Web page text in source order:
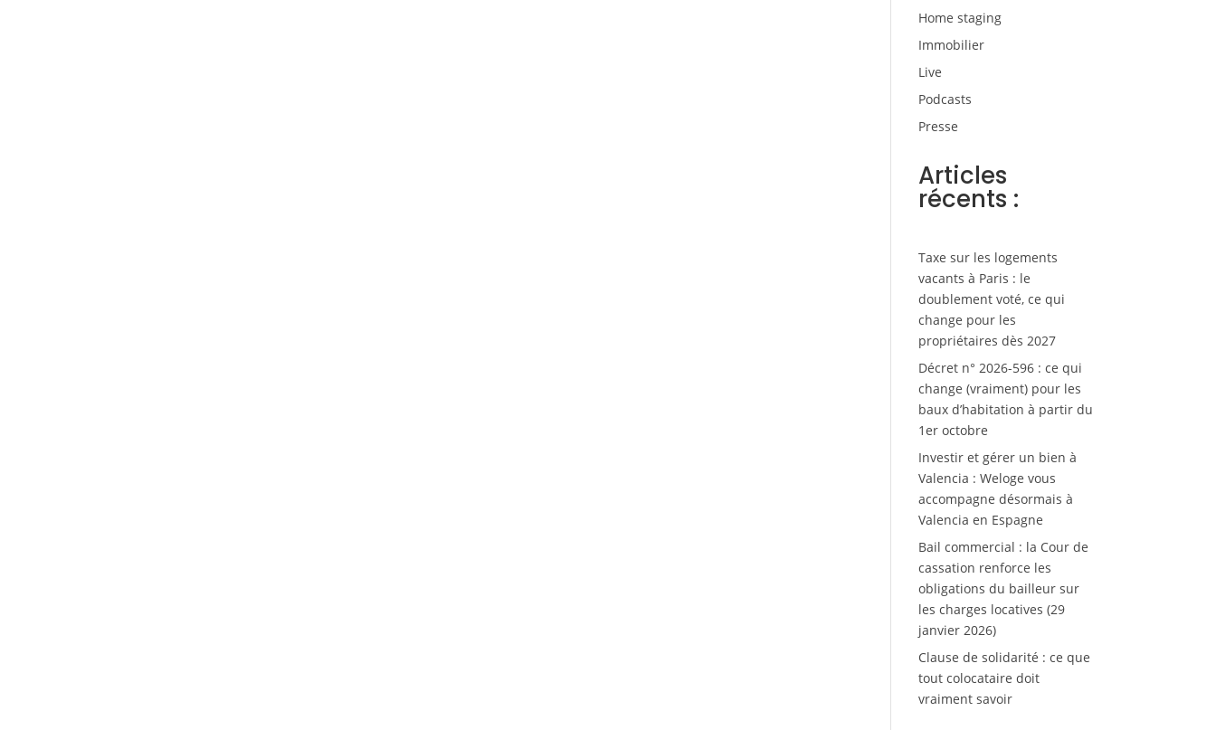
Home staging
Immobilier
Live
Podcasts
Presse
Articles
récents :
Taxe sur les logements
vacants à Paris : le
doublement voté, ce qui
change pour les
propriétaires dès 2027
Décret n° 2026-596 : ce qui
change (vraiment) pour les
baux d’habitation à partir du
1er octobre
Investir et gérer un bien à
Valencia : Weloge vous
accompagne désormais à
Valencia en Espagne
Bail commercial : la Cour de
cassation renforce les
obligations du bailleur sur
les charges locatives (29
janvier 2026)
Clause de solidarité : ce que
tout colocataire doit
vraiment savoir